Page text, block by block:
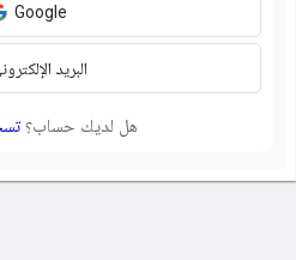
Google
البريد
هل لديك حساب؟